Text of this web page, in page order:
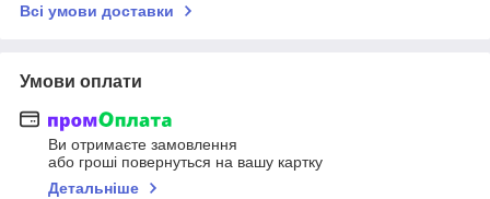
Всі умови доставки
Умови оплати
Ви отримаєте замовлення
або гроші повернуться на вашу картку
Детальніше